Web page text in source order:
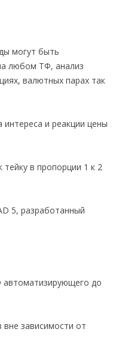
могут быть
любом ТФ, анализ
валютных парах так
и реакции цены
в пропорции 1 к 2
5, разработанный
автоматизирующего до
зависимости от